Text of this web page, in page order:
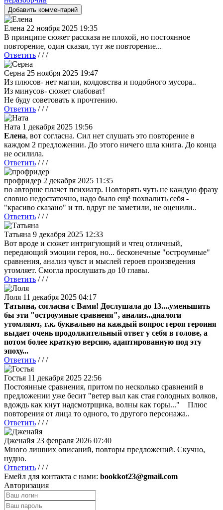
Добавить комментарий
Елена 22 ноября 2025 19:35
В принципе сюжет рассказа не плохой, но постоянное
повторение, один сказал, тут же повторение...
Ответить / / /
Серна 25 ноября 2025 19:47
Из плюсов- нет магии, колдовства и подобного мусора..
Из минусов- сюжет слабоват!
Не буду советовать к прочтению.
Ответить / / /
Ната 1 декабря 2025 19:56
Елена, вот согласна. Сил нет слушать это повторение в
каждом 2 предложении. До этого ничего шла книга. До конца
не осилила.
Ответить / / /
профридер 2 декабря 2025 11:35
по авторше плачет психиатр. Повторять чуть не каждую фразу
словно недостаточно, надо было ещё похвалить себя -
"красиво сказано" и тп. вдруг не заметили, не оценили..
Ответить / / /
Татьяна 9 декабря 2025 12:33
Вот вроде и сюжет интригующий и чтец отличный,
передающий эмоции героя, но... бесконечные "остроумные"
сравнения, анализ чувст и мыслей героев произведения
утомляет. Смогла прослушать до 10 главы.
Ответить / / /
Лоля 11 декабря 2025 04:17
Татьяна, согласна с Вами! Дослушала до 13....уменьшить
бы эти "остроумные сравнеия", анализ...диалоги
утомляют, т.к. буквально на каждый вопрос героя героиня
выдает очень продолжительный ответ у себя в голове, а
потом более краткую версию, адаптированную под эту
эпоху...
Ответить / / /
Гостья 11 декабря 2025 22:56
Постоянные сравнения, притом по несколько сравнений в
предложении уже бесит "ветер выл как стая голодных волков,
вдождь как кнут надсмотрщика, волны как горы..." Плюс
повторения от лица то одного, то другого персонажа..
Ответить / / /
Дженайя 23 февраля 2026 07:40
Много лишних описаний, повторы предложений. Скучно,
нудно.
Ответить / / /
Емейл для контакта с нами: bookkot23@gmail.com
Авторизация